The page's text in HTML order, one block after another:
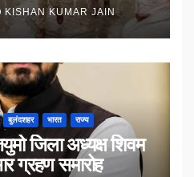
KISHAN KUMAR JAIN
बुलंदशहर भारत राज्य
जिला अध्यक्ष शिवम
ग्रहण समारोह